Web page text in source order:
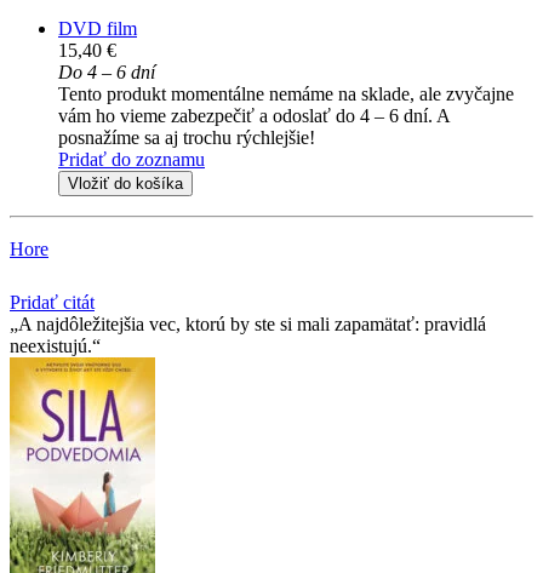
DVD film
15,40 €
Do 4 – 6 dní
Tento produkt momentálne nemáme na sklade, ale zvyčajne
vám ho vieme zabezpečiť a odoslať do 4 – 6 dní. A
posnažíme sa aj trochu rýchlejšie!
Pridať do zoznamu
Vložiť do košíka
Hore
Pridať citát
A najdôležitejšia vec, ktorú by ste si mali zapamätať: pravidlá
neexistujú.